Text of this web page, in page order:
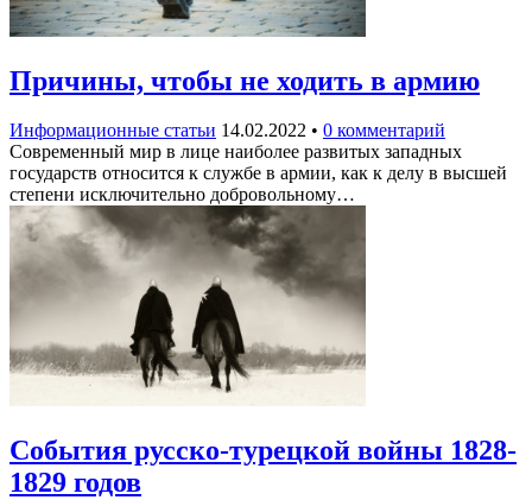
Причины, чтобы не ходить в армию
Информационные статьи 14.02.2022 • 0 комментарий
Современный мир в лице наиболее развитых западных
государств относится к службе в армии, как к делу в высшей
степени исключительно добровольному…
События русско-турецкой войны 1828-
1829 годов